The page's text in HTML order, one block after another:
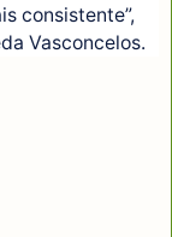
consistente”,
Vasconcelos.